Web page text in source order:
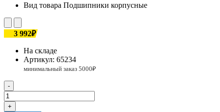
Вид товара Подшипники корпусные
3 992₽
На складе
Артикул: 65234
-
+